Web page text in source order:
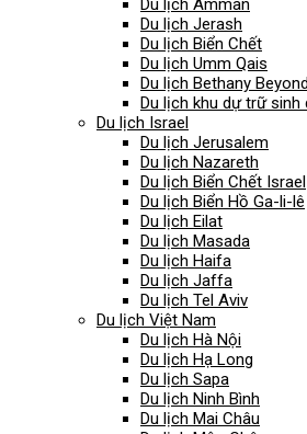
Du lịch Amman
Du lịch Jerash
Du lịch Biển Chết
Du lịch Umm Qais
Du lịch Bethany
Du lịch khu dự trữ sinh
Du lịch Israel
Du lịch Jerusalem
Du lịch Nazareth
Du lịch Biển Chết Israel
Du lịch Biển Hồ Ga-li-lê
Du lịch Eilat
Du lịch Masada
Du lịch Haifa
Du lịch Jaffa
Du lịch Tel Aviv
Du lịch Việt Nam
Du lịch Hà Nội
Du lịch Hạ Long
Du lịch Sapa
Du lịch Ninh Bình
Du lịch Mai Châu